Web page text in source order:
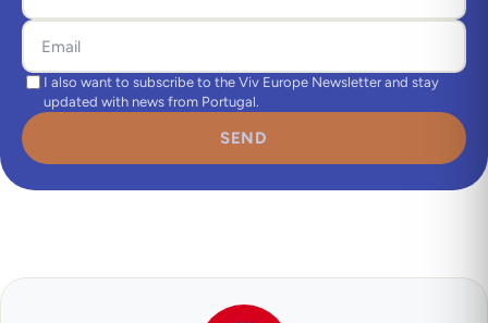
I also want to subscribe to the Viv Europe Newsletter and stay
updated with news from Portugal.
SEND